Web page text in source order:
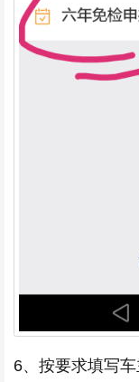
6、按要求填写